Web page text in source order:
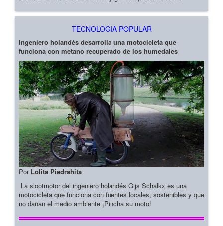
TECNOLOGIA POPULAR
Ingeniero holandés desarrolla una motocicleta que
funciona con metano recuperado de los humedales
Por Lolita Piedrahita
La slootmotor del ingeniero holandés Gijs Schalkx es una
motocicleta que funciona con fuentes locales, sostenibles y que
no dañan el medio ambiente ¡Pincha su moto!